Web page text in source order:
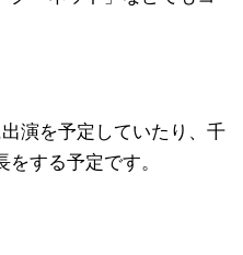
演を予定していたり、千
する予定です。